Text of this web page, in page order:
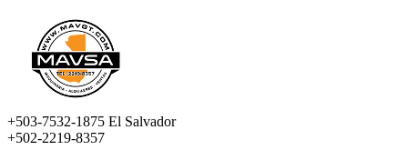
+503-7532-1875 El Salvador
+502-2219-8357